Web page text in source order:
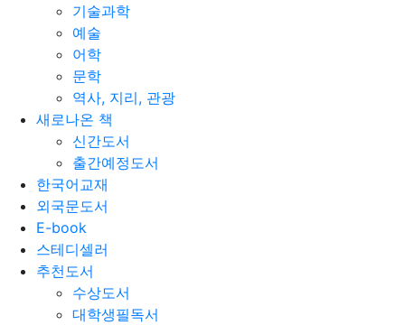
기술과학
예술
어학
문학
역사, 지리, 관광
새로나온 책
신간도서
출간예정도서
한국어교재
외국문도서
E-book
스테디셀러
추천도서
수상도서
대학생필독서